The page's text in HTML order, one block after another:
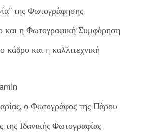
της Φωτογράφησης
και η Φωτογραφική Συμφόρηση
κάδρο και η καλλιτεχνική
ο Φωτογράφος της Πάρου
Ιδανικής Φωτογραφίας